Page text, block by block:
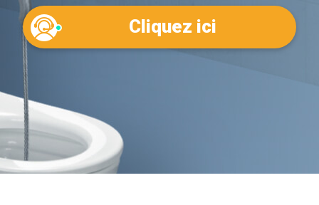
Cliquez ici